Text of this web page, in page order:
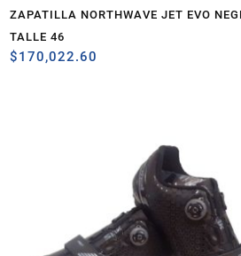
ZAPATILLA NORTHWAVE JET EVO
TALLE 46
$170,022.60